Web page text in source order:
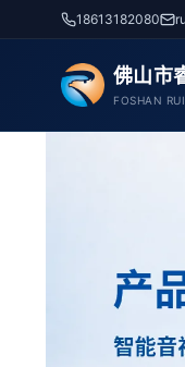
18613182080
佛山市
FOSHAN